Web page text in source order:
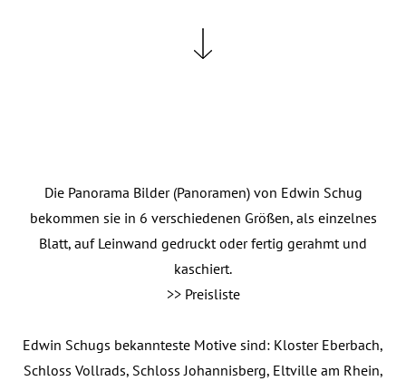
Die Panorama Bilder (Panoramen) von Edwin Schug
bekommen sie in 6 verschiedenen Größen, als einzelnes
Blatt, auf Leinwand gedruckt oder fertig gerahmt und
kaschiert.
>> Preisliste
Edwin Schugs bekannteste Motive sind: Kloster Eberbach,
Schloss Vollrads, Schloss Johannisberg, Eltville am Rhein,